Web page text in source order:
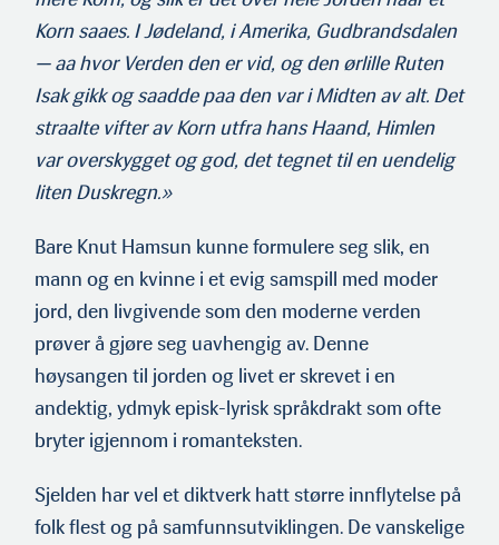
Korn saaes. I Jødeland, i Amerika, Gudbrandsdalen
— aa hvor Verden den er vid, og den ørlille Ruten
Isak gikk og saadde paa den var i Midten av alt. Det
straalte vifter av Korn utfra hans Haand, Himlen
var overskygget og god, det tegnet til en uendelig
liten Duskregn.»
Bare Knut Hamsun kunne formulere seg slik, en
mann og en kvinne i et evig samspill med moder
jord, den livgivende som den moderne verden
prøver å gjøre seg uavhengig av. Denne
høysangen til jorden og livet er skrevet i en
andektig, ydmyk episk-lyrisk språkdrakt som ofte
bryter igjennom i romanteksten.
Sjelden har vel et diktverk hatt større innflytelse på
folk flest og på samfunnsutviklingen. De vanskelige